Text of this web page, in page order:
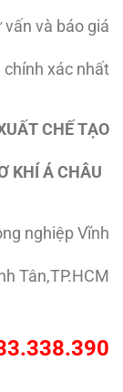
và báo giá
chính xác nhất
CHẾ TẠO
KHÍ Á CHÂU
nghiệp Vĩnh
Tân,TP.HCM